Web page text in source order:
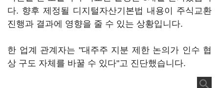
다. 향후 제정될 디지털자산기본법 내용이 주식교환
진행과 결과에 영향을 줄 수 있는 상황입니다.
한 업계 관계자는 "대주주 지분 제한 논의가 인수 협
상 구도 자체를 바꿀 수 있다"고 진단했습니다.